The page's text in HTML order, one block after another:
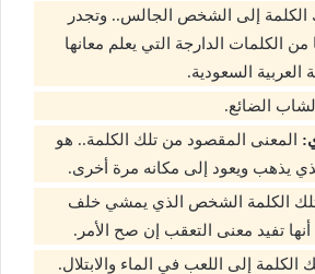
الكلمة إلى الشخص الجالس.. وتجدر
من الكلمات الدارجة التي يعلم معانها
السعودية.
الضائع.
المعنى المقصود من تلك الكلمة.. هو
يذهب ويعود إلى مكانه مرة أخرى.
تلك الكلمة الشخص الذي يمشي خلف
تفيد معنى التعقب إن صح الأمر.
الكلمة إلى اللعب في الماء والابتلال.